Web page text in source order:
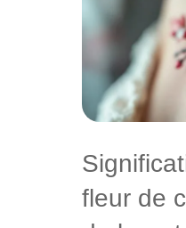
fleur de